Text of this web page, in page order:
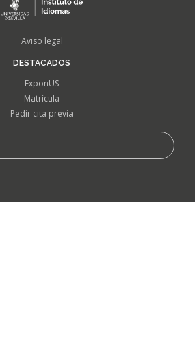
Aviso legal
DESTACADOS
ExponUS
Matrícula
Pedir cita previa